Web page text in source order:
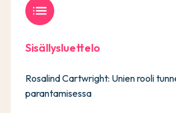
list
Sisällysluettelo
Rosalind Cartwright: Unien rooli
parantamisessa